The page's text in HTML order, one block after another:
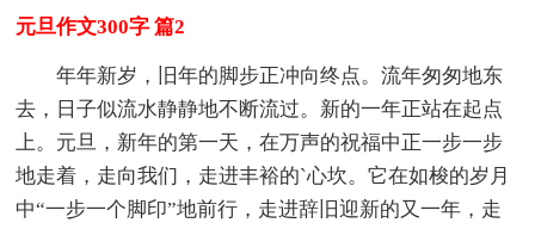
元旦作文300字 篇2
年年新岁，旧年的脚步正冲向终点。流年匆匆地东
去，日子似流水静静地不断流过。新的一年正站在起点
上。元旦，新年的第一天，在万声的祝福中正一步一步
地走着，走向我们，走进丰裕的`心坎。它在如梭的岁月
中“一步一个脚印”地前行，走进辞旧迎新的又一年，走